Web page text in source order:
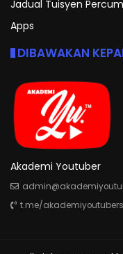
Jadual Tuisyen
Apps
DIBAWAKAN
Akademi Youtuber
t.me/